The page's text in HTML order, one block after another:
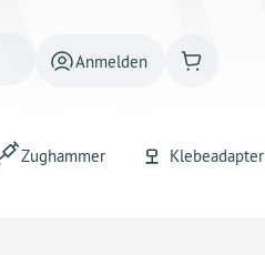
Anmelden
Zughammer Klebeadapter